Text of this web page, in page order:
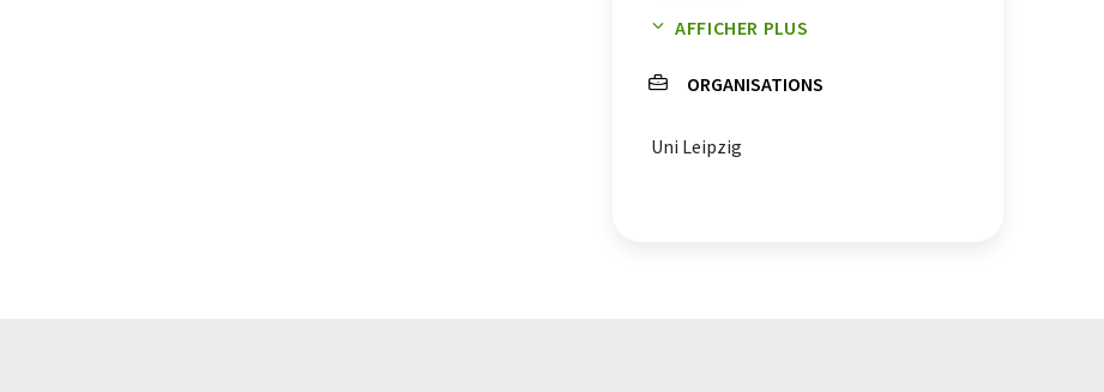
cannabinoïdes synthétiques
méthodes de synthèse
cannabinoïdes
AFFICHER PLUS
ORGANISATIONS
Uni Leipzig